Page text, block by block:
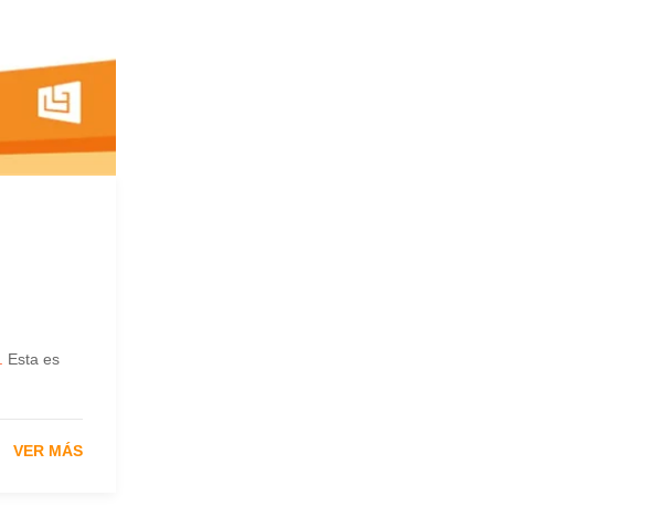
Esta es
VER MÁS